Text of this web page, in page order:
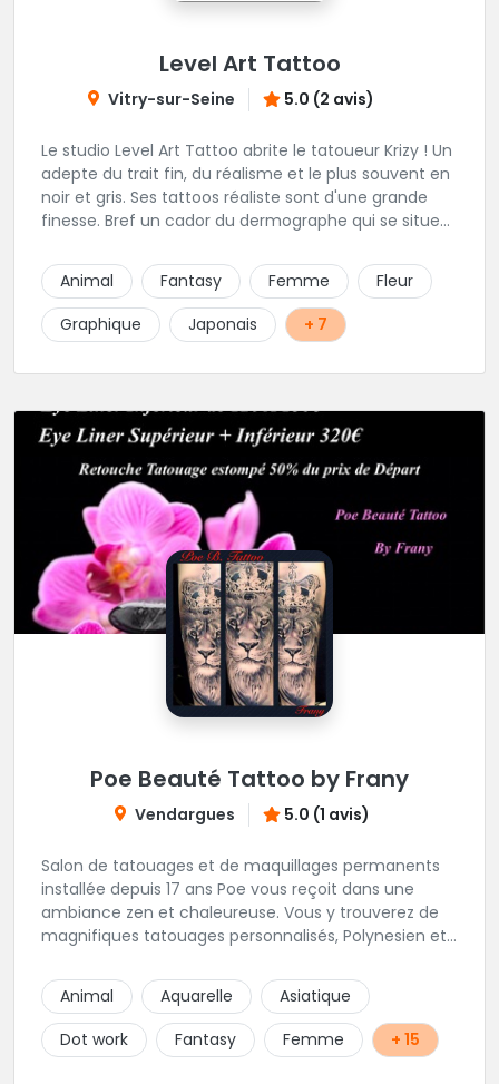
Level Art Tattoo
Vitry-sur-Seine 5.0 (2 avis)
Le studio Level Art Tattoo abrite le tatoueur Krizy ! Un
adepte du trait fin, du réalisme et le plus souvent en
noir et gris. Ses tattoos réaliste sont d'une grande
finesse. Bref un cador du dermographe qui se situe
Animal
Fantasy Femme
Fleur
Graphique
Japonais + 7
Poe Beauté Tattoo by Frany
Vendargues 5.0 (1 avis)
Salon de tatouages et de maquillages permanents
installée depuis 17 ans Poe vous reçoit dans une
ambiance zen et chaleureuse. Vous y trouverez de
magnifiques tatouages personnalisés, Polynesien et
permanents/artistiques ainsi que des prestations de
Piercings.
Animal Aquarelle
Asiatique
Dot work
Fantasy Femme + 15